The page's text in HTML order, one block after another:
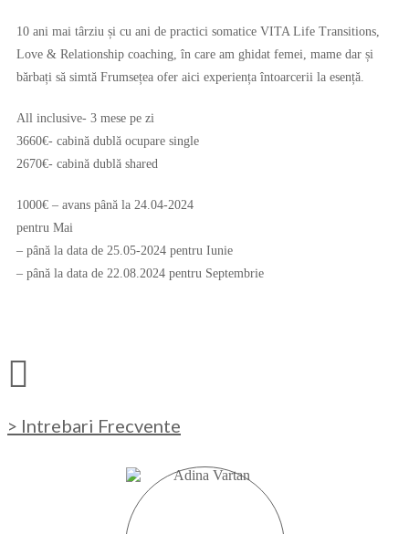
10 ani mai târziu și cu ani de practici somatice VITA Life Transitions,
Love & Relationship coaching, în care am ghidat femei, mame dar și
bărbați să simtă Frumsețea ofer aici experiența întoarcerii la esență.
All inclusive- 3 mese pe zi
3660€- cabină dublă ocupare single
2670€- cabină dublă shared
1000€ – avans până la 24.04-2024
pentru Mai
– până la data de 25.05-2024 pentru Iunie
– până la data de 22.08.2024 pentru Septembrie
> Intrebari Frecvente